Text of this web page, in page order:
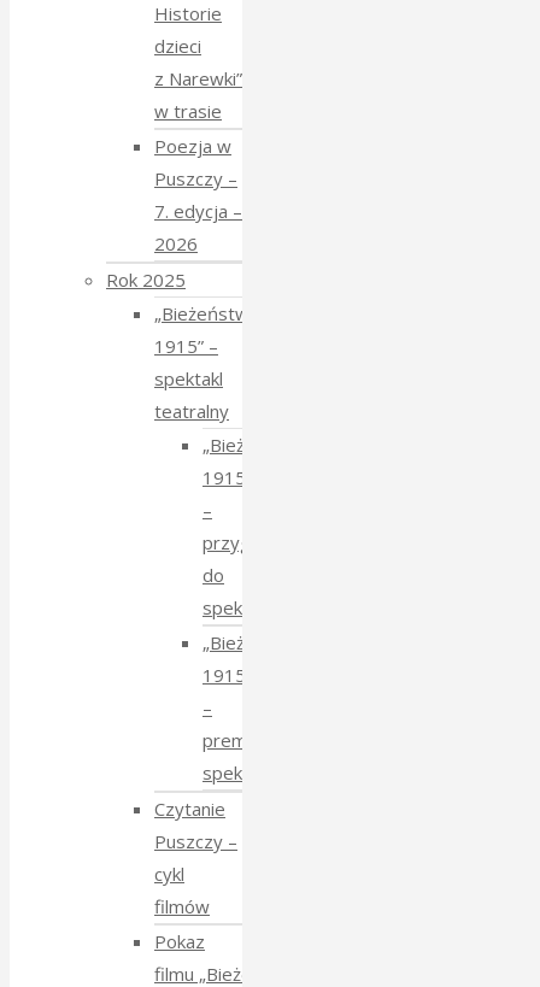
Historie
dzieci
z Narewki”
w trasie
Poezja w
Puszczy –
7. edycja –
2026
Rok 2025
„Bieżeństwo
1915” –
spektakl
teatralny
„Bieżeństwo
1915”
–
przygotowania
do
spektaklu
„Bieżeństwo
1915”
–
premiera
spektaklu
Czytanie
Puszczy –
cykl
filmów
Pokaz
filmu „Bieżeńcy